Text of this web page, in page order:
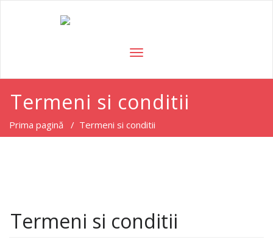
TOGGLE
Termeni si conditii
Prima pagină / Termeni si conditii
Termeni si conditii